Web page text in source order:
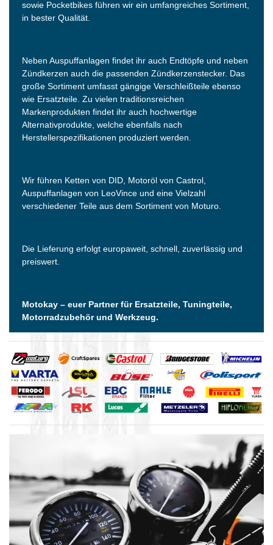
sowie Pocketbikes führen wir ein umfangreiches Sortiment,
in bester Qualität.
Neben Auspuffanlagen findet ihr auch Endtöpfe und neben
Zündkerzen auch die passenden Zündkerzenstecker. Das
große Sortiment umfasst gängige Verschleißteile ebenso
wie Ersatzteile. Zu vielen traditionsreichen
Markenprodukten findet ihr auch hochwertige
Alternativprodukte, welche ebenfalls nach
Herstellerspezifikationen produziert werden.
Wir führen Ketten von DID, Motoröl von Castrol,
Auspuffanlagen von LeoVince und eine Vielzahl
verschiedener Teile aus dem Sortiment von Moturo.
Die Lieferung erfolgt europaweit, schnell, zuverlässig und
preiswert.
Motokay – euer Partner für Ersatzteile, Tuningteile,
Motorradzubehör und Werkzeug.